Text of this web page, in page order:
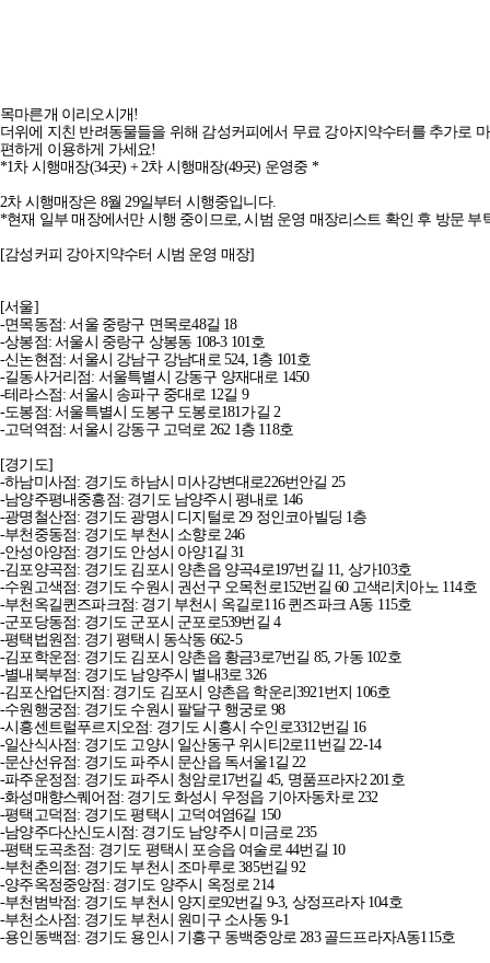
목마른개 이리오시개!
더위에 지친 반려동물들을 위해 감성커피에서 무료 강아지약수터를 추가로
편하게 이용하게 가세요!
*1차 시행매장(34곳) + 2차 시행매장(49곳) 운영중 *
2차 시행매장은 8월 29일부터 시행중입니다.
*현재 일부 매장에서만 시행 중이므로, 시범 운영 매장리스트 확인 후 방문 부
[감성커피 강아지약수터 시범 운영 매장]
[서울]
-면목동점: 서울 중랑구 면목로48길 18
-상봉점: 서울시 중랑구 상봉동 108-3 101호
-신논현점: 서울시 강남구 강남대로 524, 1층 101호
-길동사거리점: 서울특별시 강동구 양재대로 1450
-테라스점: 서울시 송파구 중대로 12길 9
-도봉점: 서울특별시 도봉구 도봉로181가길 2
-고덕역점: 서울시 강동구 고덕로 262 1층 118호
[경기도]
-하남미사점: 경기도 하남시 미사강변대로226번안길 25
-남양주평내중흥점: 경기도 남양주시 평내로 146
-광명철산점: 경기도 광명시 디지털로 29 정인코아빌딩 1층
-부천중동점: 경기도 부천시 소향로 246
-안성아양점: 경기도 안성시 아양1길 31
-김포양곡점: 경기도 김포시 양촌읍 양곡4로197번길 11, 상가103호
-수원고색점: 경기도 수원시 권선구 오목천로152번길 60 고색리치아노 114호
-부천옥길퀸즈파크점: 경기 부천시 옥길로116 퀸즈파크 A동 115호
-군포당동점: 경기도 군포시 군포로539번길 4
-평택법원점: 경기 평택시 동삭동 662-5
-김포학운점: 경기도 김포시 양촌읍 황금3로7번길 85, 가동 102호
-별내북부점: 경기도 남양주시 별내3로 326
-김포산업단지점: 경기도 김포시 양촌읍 학운리3921번지 106호
-수원행궁점: 경기도 수원시 팔달구 행궁로 98
-시흥센트럴푸르지오점: 경기도 시흥시 수인로3312번길 16
-일산식사점: 경기도 고양시 일산동구 위시티2로11번길 22-14
-문산선유점: 경기도 파주시 문산읍 독서울1길 22
-파주운정점: 경기도 파주시 청암로17번길 45, 명품프라자2 201호
-화성매향스퀘어점: 경기도 화성시 우정읍 기아자동차로 232
-평택고덕점: 경기도 평택시 고덕여염6길 150
-남양주다산신도시점: 경기도 남양주시 미금로 235
-평택도곡초점: 경기도 평택시 포승읍 여술로 44번길 10
-부천춘의점: 경기도 부천시 조마루로 385번길 92
-양주옥정중앙점: 경기도 양주시 옥정로 214
-부천범박점: 경기도 부천시 양지로92번길 9-3, 상정프라자 104호
-부천소사점: 경기도 부천시 원미구 소사동 9-1
-용인동백점: 경기도 용인시 기흥구 동백중앙로 283 골드프라자A동115호